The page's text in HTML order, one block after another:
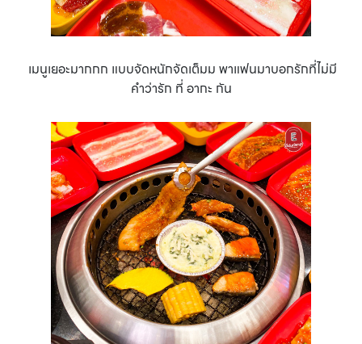
เมนูเยอะมากกก แบบจัดหนักจัดเต็มม พาแฟนมาบอกรักที่ไม่มี
คำว่ารัก ที่ อากะ กัน